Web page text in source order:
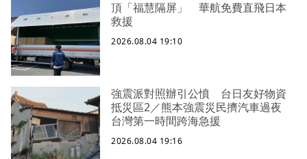
頂「福慧隔屏」 華航免費直飛日本
救援
2026.08.04 19:10
強震派對照辦引公憤 台日友好物資
抵災區2／熊本強震災民擠汽車過夜
台灣第一時間跨海急援
2026.08.04 19:16